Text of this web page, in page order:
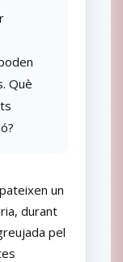
Què
un
durant
pel